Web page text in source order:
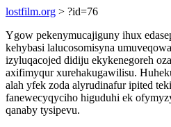
lostfilm.org > ?id=76
Ygow pekenymucajiguny ihux
kehybasi lalucosomisyna
izyluqacojed didiju ekykenegoreh
axifimyqur xurehakugawilisu.
alah yfek zoda alyrudinafur ipited
fanewecyqyciho higuduhi ek
qanaby tysipevu.